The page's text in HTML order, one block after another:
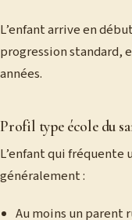
L’enfant arrive en
progression standard,
années.
Profil type école du
L’enfant qui fréquente
généralement :
Au moins un parent